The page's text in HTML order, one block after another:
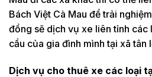
Bách Việt Cà Mau để trải
đồng sẽ dịch vụ xe liên tỉnh các
cầu của gia đình mình tại xã tân
Dịch vụ cho thuê xe các loại